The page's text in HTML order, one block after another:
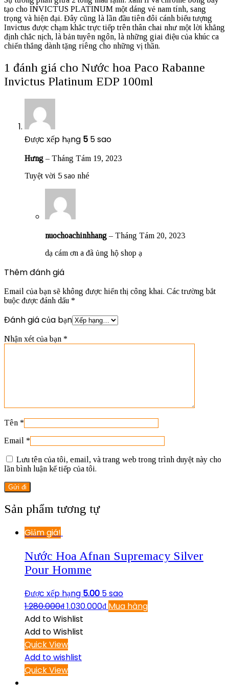
tạo cho INVICTUS PLATINUM một dáng vẻ nam tính, sang
trọng và hiện đại. Đây cũng là lần đầu tiên đôi cánh biểu tượng
Invictus được chạm khắc trực tiếp trên thân chai như một lời khẳng
định chắc nịch, là bản tuyên ngôn, là những giai điệu của khúc ca
chiến thắng dành tặng riêng cho những vị thần.
1 đánh giá cho Nước hoa Paco Rabanne
Invictus Platinum EDP 100ml
Được xếp hạng 5 5 sao
Hưng – Tháng Tám 19, 2023
Tuyệt vời 5 sao nhé
nuochoachinhhang – Tháng Tám 20, 2023
dạ cám ơn a đã ủng hộ shop ạ
Thêm đánh giá
Email của bạn sẽ không được hiển thị công khai. Các trường bắt
buộc được đánh dấu *
Đánh giá của bạn
Nhận xét của bạn *
Tên *
Email *
Lưu tên của tôi, email, và trang web trong trình duyệt này cho
lần bình luận kế tiếp của tôi.
Sản phẩm tương tự
Giảm giá!
Nước Hoa Afnan Supremacy Silver
Pour Homme
Được xếp hạng 5.00 5 sao
1.280.000₫1.030.000₫ Mua hàng
Add to Wishlist
Add to Wishlist
Quick View
Add to wishlist
Quick View